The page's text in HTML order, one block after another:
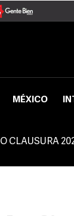
MÉXICO
CLAUSURA